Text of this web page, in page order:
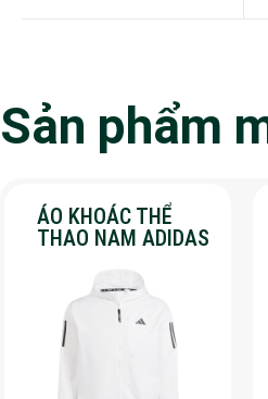
Sản phẩm
ÁO KHOÁC THỂ
THAO NAM ADIDAS
MÀU TRẮNG